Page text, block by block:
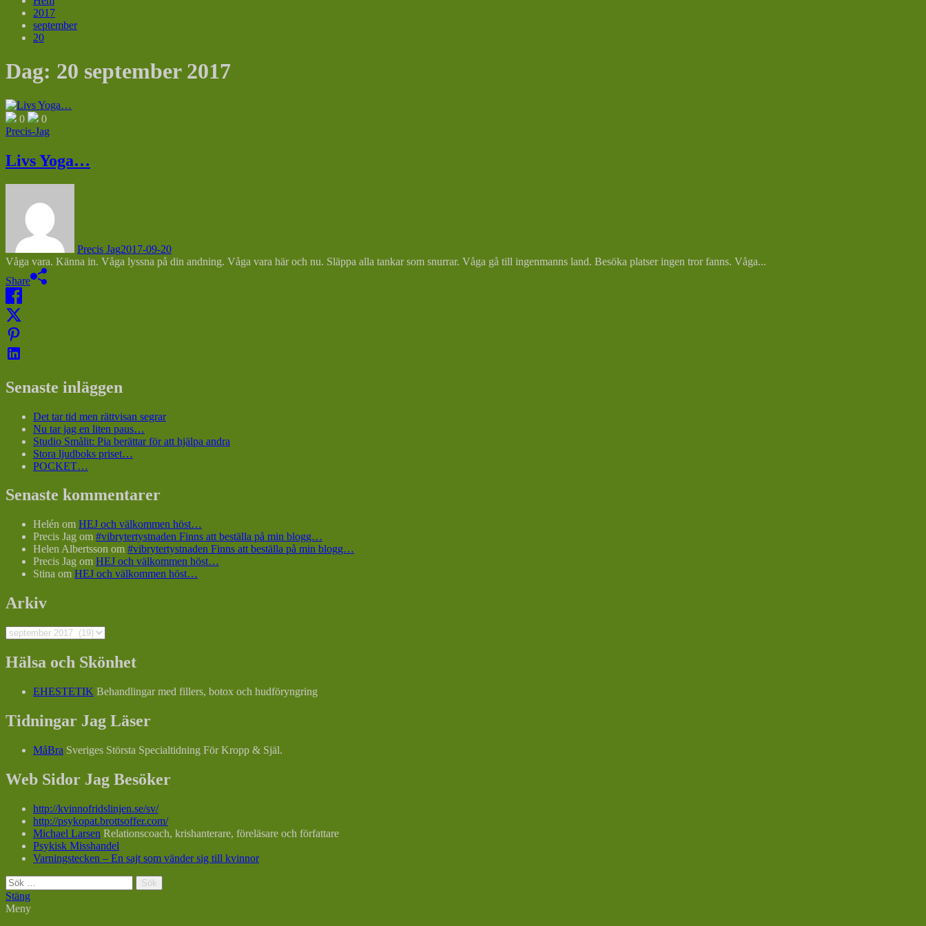
2017
september
20
Dag: 20 september 2017
0
0
Precis-Jag
Livs Yoga…
Precis Jag2017-09-20
Våga vara. Känna in. Våga lyssna på din andning. Våga vara här och nu. Släppa alla tankar som snurrar. Våga gå till ingenmanns land. Besöka platser ingen tror fanns. Våga...
Share
Senaste inläggen
Det tar tid men rättvisan segrar
Nu tar jag en liten paus…
Studio Smålit: Pia berättar för att hjälpa andra
Stora ljudboks priset…
POCKET…
Senaste kommentarer
Helén om HEJ och välkommen höst…
Precis Jag om #vibrytertystnaden Finns att beställa på min blogg…
Helen Albertsson om #vibrytertystnaden Finns att beställa på min blogg…
Precis Jag om HEJ och välkommen höst…
Stina om HEJ och välkommen höst…
Arkiv
Arkiv
Hälsa och Skönhet
EHESTETIK Behandlingar med fillers, botox och hudföryngring
Tidningar Jag Läser
MåBra Sveriges Största Specialtidning För Kropp & Själ.
Web Sidor Jag Besöker
http://kvinnofridslinjen.se/sv/
http://psykopat.brottsoffer.com/
Michael Larsen Relationscoach, krishanterare, föreläsare och författare
Psykisk Misshandel
Varningstecken – En sajt som vänder sig till kvinnor
Sök
efter:
Stäng
Meny